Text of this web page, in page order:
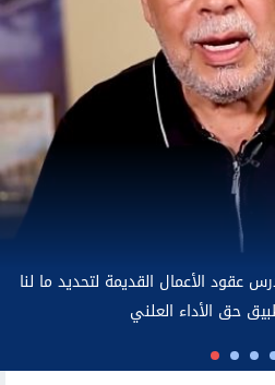
لجان قانونية تدرس عقود الأعمال
وما علينا وتطبيق حق الأداء